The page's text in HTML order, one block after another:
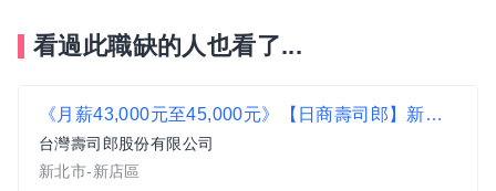
看過此職缺的人也看了...
《月薪43,000元至45,000元》【日商壽司郎】新店中興路店-正職人員★歡迎二度就業、無經驗者★
台灣壽司郎股份有限公司
新北市-新店區